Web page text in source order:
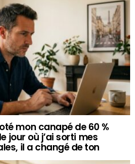
mon canapé de 60 %
jour où j’ai sorti mes
il a changé de ton